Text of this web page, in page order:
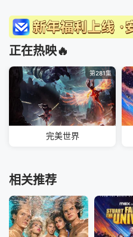
正在热映🔥
第281集
完美世界
相关推荐